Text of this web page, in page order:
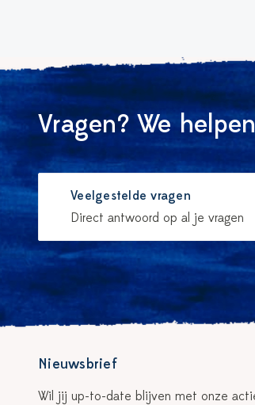
Vragen? We
Veelgestelde vragen
Direct antwoord op al je vragen
Nieuwsbrief
Wil jij up-to-date blijven met onze